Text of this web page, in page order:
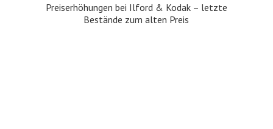
Preiserhöhungen bei Ilford & Kodak – letzte
Bestände zumalten Preis